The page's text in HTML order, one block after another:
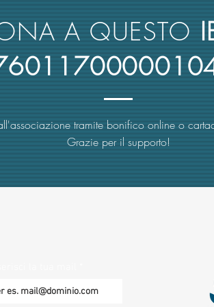
A QUESTO
tramite bonifico online o
Grazie per il supporto!